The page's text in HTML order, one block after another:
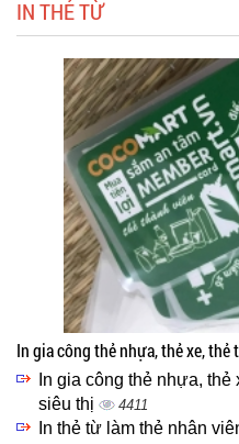
IN THẺ TỪ
In gia công thẻ nhựa, thẻ xe,
In gia công thẻ nhựa,
siêu thị
4411
In thẻ từ làm thẻ nhân